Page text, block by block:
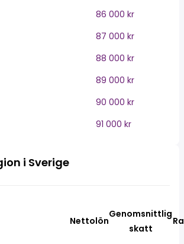
86 000 kr
87 000 kr
88 000 kr
89 000 kr
90 000 kr
91 000 kr
i Sverige
Nettolön
Genomsnittlig
skatt